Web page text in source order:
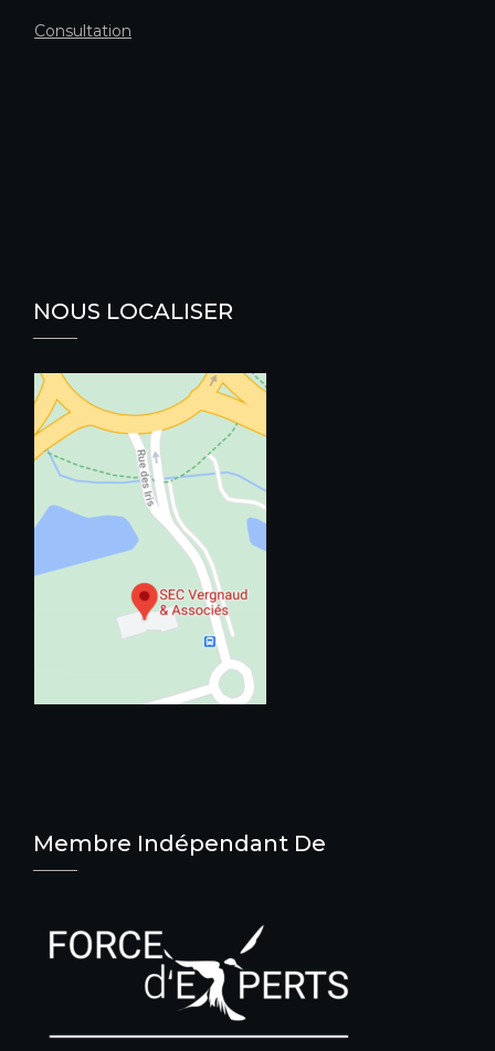
Consultation
NOUS LOCALISER
Membre Indépendant De